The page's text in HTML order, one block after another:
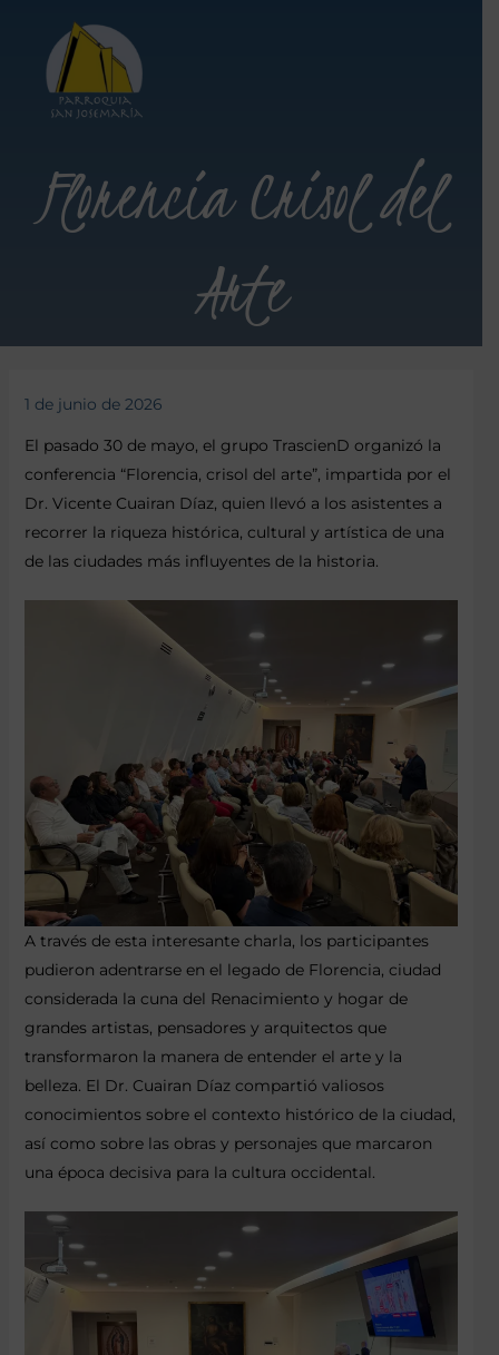
Florencia Crisol del
Arte
1 de junio de 2026
El pasado 30 de mayo, el grupo TrascienD organizó la
conferencia “Florencia, crisol del arte”, impartida por el
Dr. Vicente Cuairan Díaz, quien llevó a los asistentes a
recorrer la riqueza histórica, cultural y artística de una
de las ciudades más influyentes de la historia.
A través de esta interesante charla, los participantes
pudieron adentrarse en el legado de Florencia, ciudad
considerada la cuna del Renacimiento y hogar de
grandes artistas, pensadores y arquitectos que
transformaron la manera de entender el arte y la
belleza. El Dr. Cuairan Díaz compartió valiosos
conocimientos sobre el contexto histórico de la ciudad,
así como sobre las obras y personajes que marcaron
una época decisiva para la cultura occidental.